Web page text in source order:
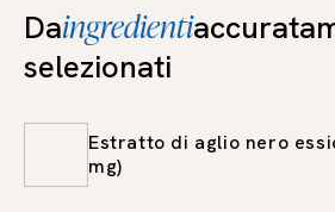
Daingredienti
selezionati
Estratto di aglio nero
mg)